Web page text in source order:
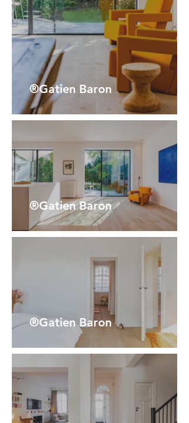
®Gatien Baron
®Gatien Baron
®Gatien Baron